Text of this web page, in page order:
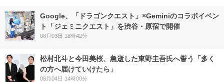
Google、「ドラゴンクエスト」×Geminiのコラボイベン
ト「ジェミニクエスト」を渋谷・原宿で開催
08月03日 18時42分
松村北斗と今田美桜、急逝した東野圭吾氏へ誓う「多く
の方へ届けていけたら」
08月04日 14時00分